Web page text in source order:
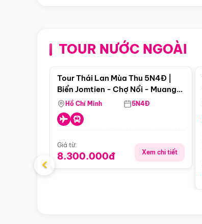
TOUR NƯỚC NGOÀI
Điểm nổi bật
Tour Thái Lan Mùa Thu 5N4Đ |
Biển Jomtien - Chợ Nổi - Muang
Boran - Suanthai (Bay Vietnam
Airlines)
Hồ Chí Minh 5N4Đ
Giá từ:
8.300.000đ Xem chi tiết
‹